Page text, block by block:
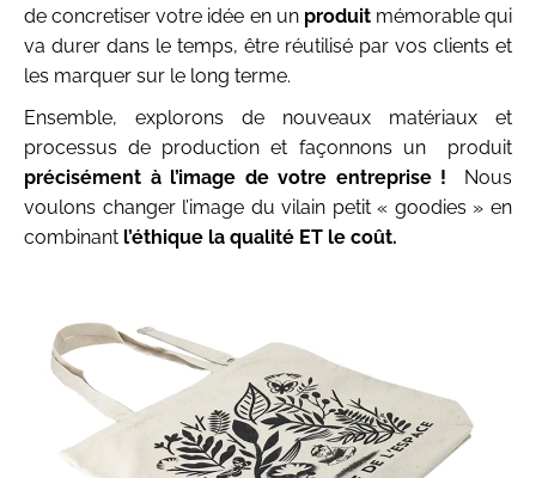
de concretiser votre idée en un produitmémorable qui
va durer dans le temps, être réutilisé par vos clients et
les marquer sur le long terme.
Ensemble, explorons de nouveaux matériaux et
processus de production et façonnons un produit
précisément à l’image de votre entreprise ! Nous
voulons changer l’image du vilain petit « goodies » en
combinant l’éthique la qualité ET le coût.